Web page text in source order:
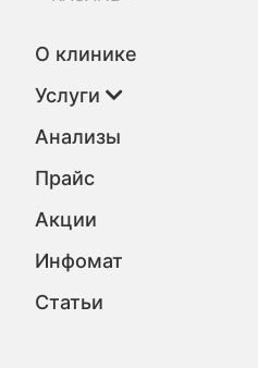
О клинике
Услуги
Анализы
Прайс
Акции
Инфомат
Статьи